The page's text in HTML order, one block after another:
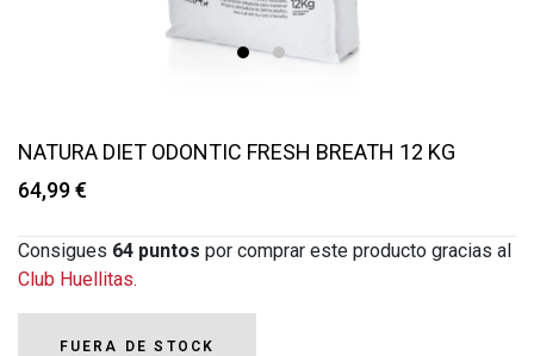
1 2
NATURA DIET ODONTIC FRESH BREATH 12 KG
64,99 €
Consigues 64 puntos por comprar este producto gracias al
Club Huellitas.
FUERA DE STOCK